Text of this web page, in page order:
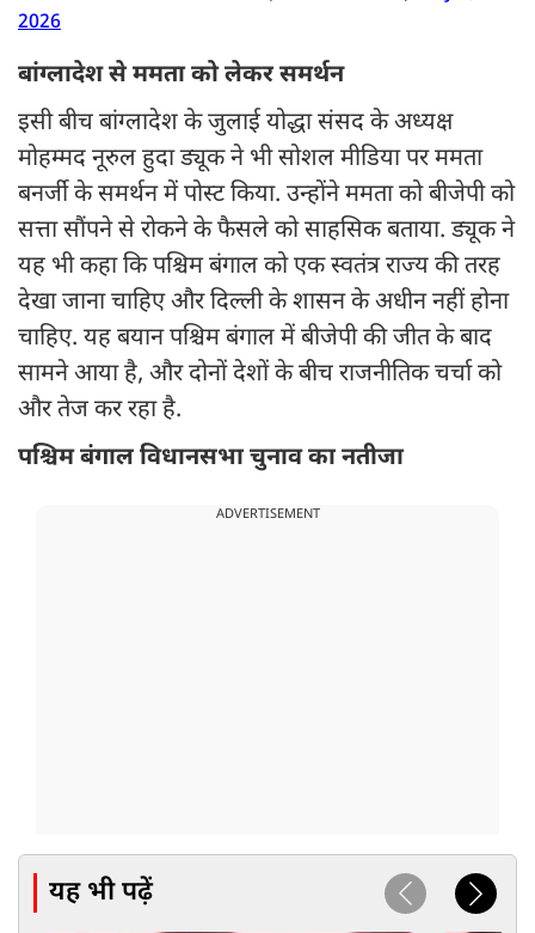
2026
बांग्लादेश से ममता को लेकर समर्थन
इसी बीच बांग्लादेश के जुलाई योद्धा संसद के अध्यक्ष
मोहम्मद नूरुल हुदा ड्यूक ने भी सोशल मीडिया पर ममता
बनर्जी के समर्थन में पोस्ट किया. उन्होंने ममता को बीजेपी को
सत्ता सौंपने से रोकने के फैसले को साहसिक बताया. ड्यूक ने
यह भी कहा कि पश्चिम बंगाल को एक स्वतंत्र राज्य की तरह
देखा जाना चाहिए और दिल्ली के शासन के अधीन नहीं होना
चाहिए. यह बयान पश्चिम बंगाल में बीजेपी की जीत के बाद
सामने आया है, और दोनों देशों के बीच राजनीतिक चर्चा को
और तेज कर रहा है.
पश्चिम बंगाल विधानसभा चुनाव का नतीजा
ADVERTISEMENT
यह भी पढ़ें